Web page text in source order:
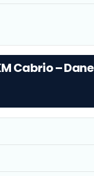
Cabrio – Dane